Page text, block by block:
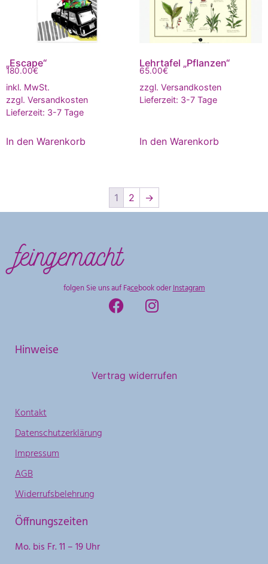
„Escape“
180.00€
inkl. MwSt.
zzgl. Versandkosten
Lieferzeit: 3-7 Tage
In den Warenkorb
Lehrtafel „Pflanzen“
65.00€
zzgl. Versandkosten
Lieferzeit: 3-7 Tage
In den Warenkorb
1 2 →
feingemacht
folgen Sie uns aufFacebookoderInstagram
Hinweise
Vertrag widerrufen
Kontakt
Datenschutzerklärung
Impressum
AGB
Widerrufsbelehrung
Öffnungszeiten
Mo. bis Fr. 11 – 19 Uhr